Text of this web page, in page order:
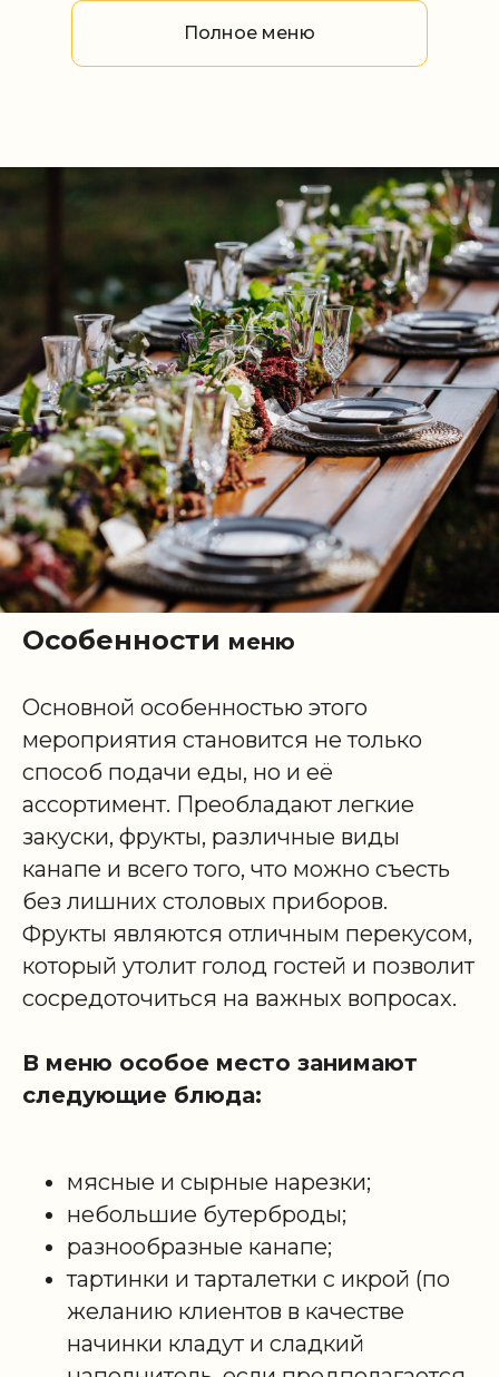
Полное меню
Особенности меню
Основной особенностью этого
мероприятия становится не только
способ подачи еды, но и её
ассортимент. Преобладают легкие
закуски, фрукты, различные виды
канапе и всего того, что можно съесть
без лишних столовых приборов.
Фрукты являются отличным перекусом,
который утолит голод гостей и позволит
сосредоточиться на важных вопросах.
В меню особое место занимают
следующие блюда:
мясные и сырные нарезки;
небольшие бутерброды;
разнообразные канапе;
тартинки и тарталетки с икрой (по
желанию клиентов в качестве
начинки кладут и сладкий